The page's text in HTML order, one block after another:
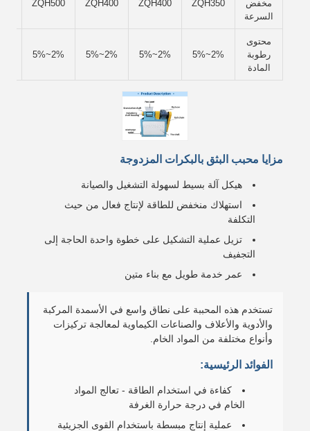
مخفض
السرعة
ZQH350
ZQH400
ZQH400
ZQH500
محتوى
رطوبة
المادة
2%~5%
2%~5%
2%~5%
2%~5%
مزايا محبب البثق بالبكرات المزدوجة
هيكل آلة بسيط لسهولة التشغيل والصيانة
استهلاك منخفض للطاقة لإنتاج فعال من حيث
التكلفة
تزيل عملية التشكيل على خطوة واحدة الحاجة إلى
التجفيف
عمر خدمة طويل مع بناء متين
تستخدم هذه المحببة على نطاق واسع في الأسمدة المركبة
والأدوية والأعلاف والصناعات الكيماوية لمعالجة تركيزات
وأنواع مختلفة من المواد الخام.
الفوائد الرئيسية:
كفاءة في استخدام الطاقة - تعالج المواد
الخام في درجة حرارة الغرفة
عملية إنتاج مبسطة باستخدام القوى الجزيئية